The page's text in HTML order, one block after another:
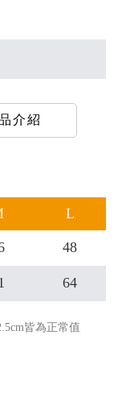
介紹
L
48
64
皆為正常值